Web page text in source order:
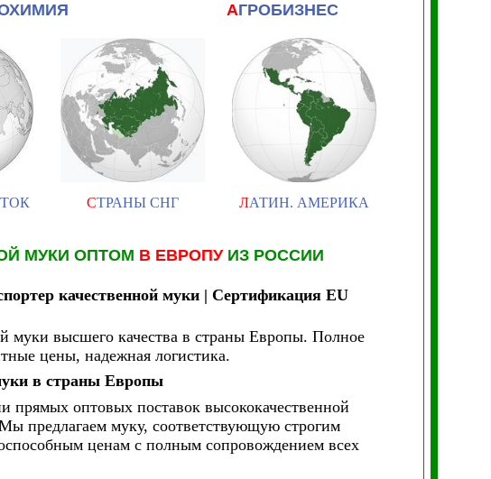
АГРОБИЗНЕС
СТРАНЫ СНГ ЛАТИН. АМЕРИКА
МУКИ ОПТОМ В ЕВРОПУ ИЗ РОССИИ
качественной муки | Сертификация EU
муки высшего качества в страны Европы. Полное
цены, надежная логистика.
в страны Европы
прямых оптовых поставок высококачественной
предлагаем муку, соответствующую строгим
ценам с полным сопровождением всех